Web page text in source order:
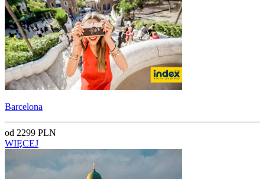
Barcelona
od 2299 PLN
WIĘCEJ